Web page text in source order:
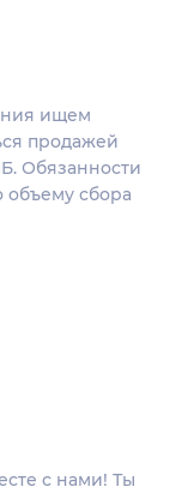
ищем
продажей
Обязанности
сбора
с нами! Ты